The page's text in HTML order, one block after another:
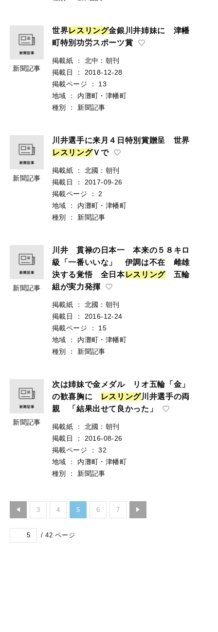
新聞記事
世界レ ス リ ング金銀川井姉妹に 津幡
町特別功労スポーツ賞
掲載紙 ：
北中：朝刊
掲載日
：
2018-12-28
掲載ページ
：
13
地域
：
内灘町・津幡町
種別
： 新聞記事
新聞記事
川井選手に来月４日特別賞贈呈 世界
レ ス リ ングＶで
掲載紙 ：
北國：朝刊
掲載日
：
2017-09-26
掲載ページ
：
2
地域
：
内灘町・津幡町
種別
： 新聞記事
新聞記事
川井 貫禄の日本一 本来の５８キロ
級「一番いいな」 伊調は不在 雌雄
決する覚悟 全日本レス リ ング五輪
組が実力発揮
掲載紙 ：
北國：朝刊
掲載日
：
2016-12-24
掲載ページ
：
15
地域
：
内灘町・津幡町
種別
： 新聞記事
新聞記事
次は姉妹で金メダル リオ五輪「金」
の歓喜胸に
レス リ ング川井選手の両
親 「結果出せて良かった」
掲載紙 ：
北國：朝刊
掲載日
：
2016-08-26
掲載ページ
：
32
地域
：
内灘町・津幡町
種別
： 新聞記事
3 4 5 6 7
/ 42 ページ